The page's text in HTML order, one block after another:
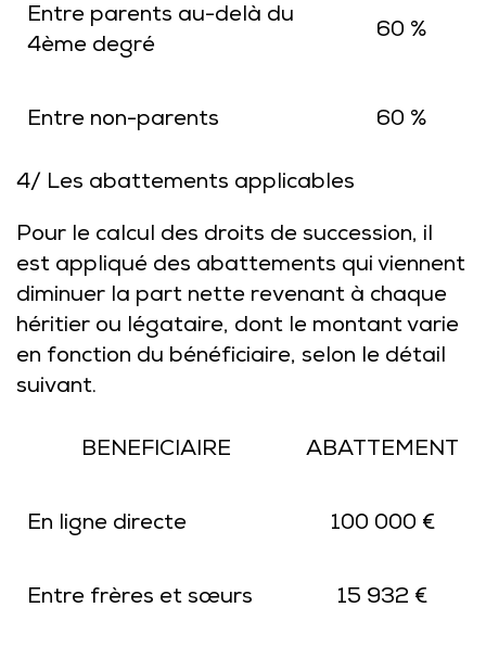
Entre parents au-delà du
4ème degré
60 %
Entre non-parents 60 %
4/ Les abattements applicables
Pour le calcul des droits de succession, il
est appliqué des abattements qui viennent
diminuer la part nette revenant à chaque
héritier ou légataire, dont le montant varie
en fonction du bénéficiaire, selon le détail
suivant.
BENEFICIAIRE ABATTEMENT
En ligne directe 100 000 €
Entre frères et sœurs 15 932 €